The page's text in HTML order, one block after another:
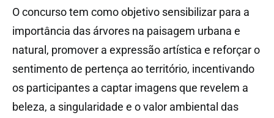
O concurso tem como objetivo sensibilizar para a
importância das árvores na paisagem urbana e
natural, promover a expressão artística e reforçar o
sentimento de pertença ao território, incentivando
os participantes a captar imagens que revelem a
beleza, a singularidade e o valor ambiental das